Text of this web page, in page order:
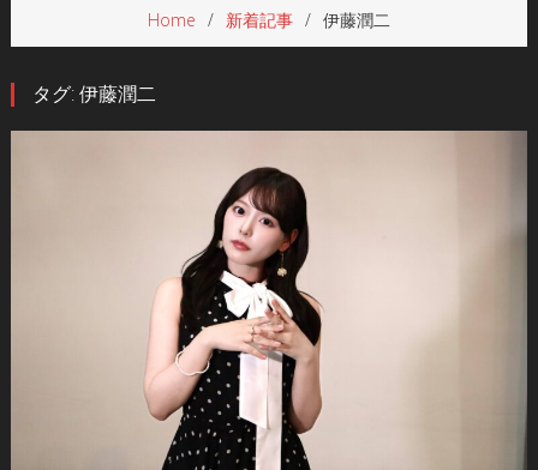
Home 新着記事 伊藤潤二
タグ: 伊藤潤二